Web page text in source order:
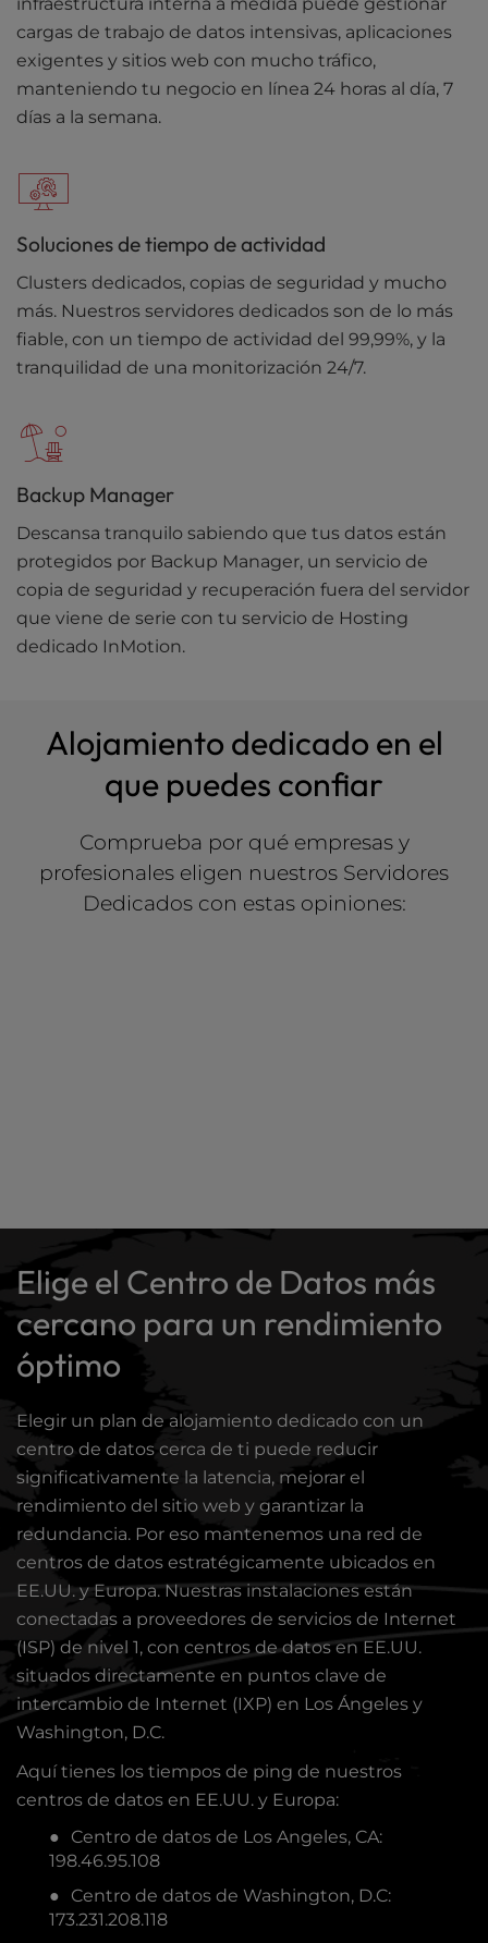
cargas de trabajo de datos intensivas, aplicaciones
exigentes y sitios web con mucho tráfico,
manteniendo tu negocio en línea 24 horas al día, 7
días a la semana.
Soluciones de tiempo de actividad
Clusters dedicados, copias de seguridad y mucho
más. Nuestros servidores dedicados son de lo más
fiable, con un tiempo de actividad del 99,99%, y la
tranquilidad de una monitorización 24/7.
Backup Manager
Descansa tranquilo sabiendo que tus datos están
protegidos por Backup Manager, un servicio de
copia de seguridad y recuperación fuera del servidor
que viene de serie con tu servicio de Hosting
dedicado InMotion.
Alojamiento dedicado en el
que puedes confiar
Comprueba por qué empresas y
profesionales eligen nuestros Servidores
Dedicados con estas opiniones:
Elige el Centro de Datos más
cercano para un rendimiento
óptimo
Elegir un plan de alojamiento dedicado con un
centro de datos cerca de ti puede reducir
significativamente la latencia, mejorar el
rendimiento del sitio web y garantizar la
redundancia. Por eso mantenemos una red de
centros de datos estratégicamente ubicados en
EE.UU. y Europa. Nuestras instalaciones están
conectadas a proveedores de servicios de Internet
(ISP) de nivel 1, con centros de datos en EE.UU.
situados directamente en puntos clave de
intercambio de Internet (IXP) en Los Ángeles y
Washington, D.C.
Aquí tienes los tiempos de ping de nuestros
centros de datos en EE.UU. y Europa:
Centro de datos de Los Angeles, CA:
198.46.95.108
Centro de datos de Washington, D.C:
173.231.208.118